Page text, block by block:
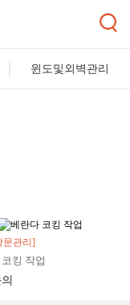
윈도및외벽관리
문관리]
킹 작업